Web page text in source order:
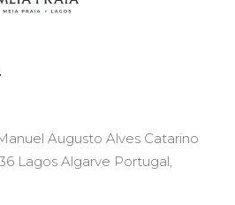
Augusto Alves Catarino
Lagos Algarve Portugal,